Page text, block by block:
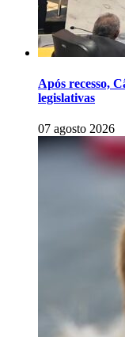
Após recesso,
legislativas
07 agosto 2026